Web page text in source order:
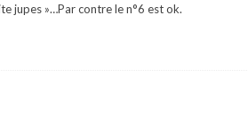
jupes »…Par contre le n°6 est ok.